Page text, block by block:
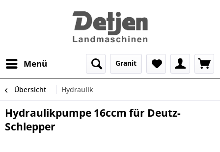
Menü Granit
Übersicht Hydraulik
Hydraulikpumpe 16ccm für Deutz-
Schlepper